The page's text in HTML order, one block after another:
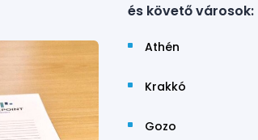
és követő városok:
Athén
Krakkó
Gozo